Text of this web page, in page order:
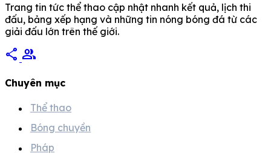
Trang tin tức thể thao cập nhật nhanh kết quả, lịch thi
đấu, bảng xếp hạng và những tin nóng bóng đá từ các
giải đấu lớn trên thế giới.
share group
Chuyên mục
Thể thao
Bóng chuyền
Pháp